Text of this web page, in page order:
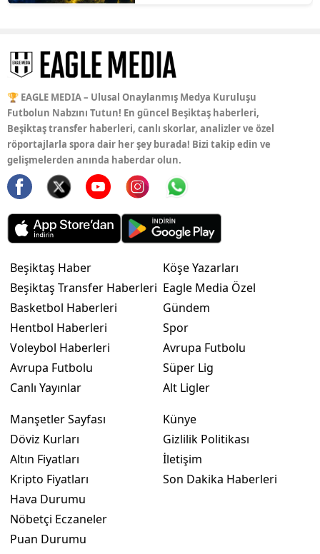
🏆 EAGLE MEDIA – Ulusal Onaylanmış Medya Kuruluşu
Futbolun Nabzını Tutun! En güncel Beşiktaş haberleri,
Beşiktaş transfer haberleri, canlı skorlar, analizler ve özel
röportajlarla spora dair her şey burada! Bizi takip edin ve
gelişmelerden anında haberdar olun.
Beşiktaş Haber
Beşiktaş Transfer Haberleri
Basketbol Haberleri
Hentbol Haberleri
Voleybol Haberleri
Avrupa Futbolu
Canlı Yayınlar
Köşe Yazarları
Eagle Media Özel
Gündem
Spor
Avrupa Futbolu
Süper Lig
Alt Ligler
Manşetler Sayfası
Döviz Kurları
Altın Fiyatları
Kripto Fiyatları
Hava Durumu
Nöbetçi Eczaneler
Puan Durumu
Künye
Gizlilik Politikası
İletişim
Son Dakika Haberleri